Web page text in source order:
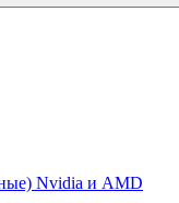
Nvidia и AMD